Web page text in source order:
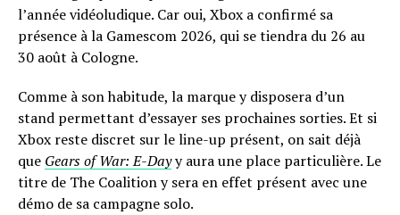
l’année vidéoludique. Car oui, Xbox a confirmé sa
présence à la Gamescom 2026, qui se tiendra du 26 au
30 août à Cologne.
Comme à son habitude, la marque y disposera d’un
stand permettant d’essayer ses prochaines sorties. Et si
Xbox reste discret sur le line-up présent, on sait déjà
que Gears of War: E-Dayy aura une place particulière. Le
titre de The Coalition y sera en effet présent avec une
démo de sa campagne solo.